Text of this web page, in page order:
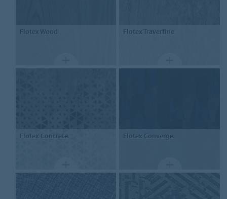
Flotex Wood FlotexTravertine
Flotex Concrete Flotex Converge